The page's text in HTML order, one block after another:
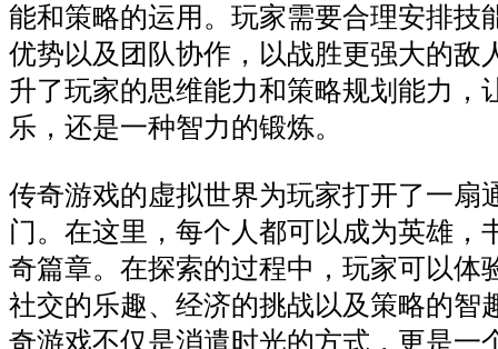
能和策略的运用。玩家需要合理安排技
优势以及团队协作，以战胜更强大的敌
升了玩家的思维能力和策略规划能力，
乐，还是一种智力的锻炼。
传奇游戏的虚拟世界为玩家打开了一扇
门。在这里，每个人都可以成为英雄，
奇篇章。在探索的过程中，玩家可以体
社交的乐趣、经济的挑战以及策略的智
奇游戏不仅是消遣时光的方式，更是一